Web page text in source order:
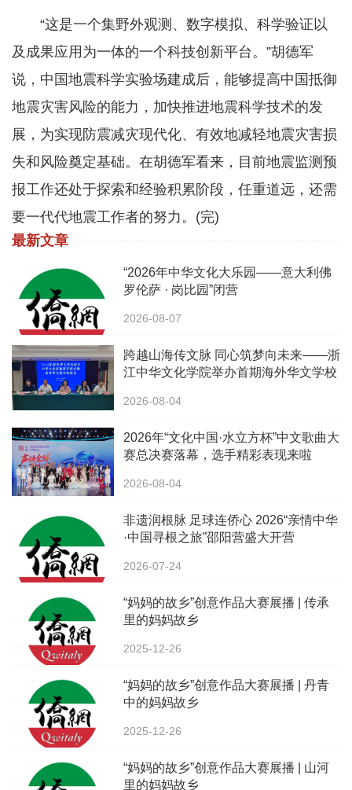
“这是一个集野外观测、数字模拟、科学验证以
及成果应用为一体的一个科技创新平台。”胡德军
说，中国地震科学实验场建成后，能够提高中国抵御
地震灾害风险的能力，加快推进地震科学技术的发
展，为实现防震减灾现代化、有效地减轻地震灾害损
失和风险奠定基础。在胡德军看来，目前地震监测预
报工作还处于探索和经验积累阶段，任重道远，还需
要一代代地震工作者的努力。(完)
最新文章
“2026年中华文化大乐园——意大利佛
罗伦萨 · 岗比园”闭营
2026-08-07
跨越山海传文脉 同心筑梦向未来——浙
江中华文化学院举办首期海外华文学校
2026-08-04
2026年“文化中国·水立方杯”中文歌曲大
赛总决赛落幕，选手精彩表现来啦
2026-08-04
非遗润根脉 足球连侨心 2026“亲情中华
·中国寻根之旅”邵阳营盛大开营
2026-07-24
“妈妈的故乡”创意作品大赛展播 | 传承
里的妈妈故乡
2025-12-26
“妈妈的故乡”创意作品大赛展播 | 丹青
中的妈妈故乡
2025-12-26
“妈妈的故乡”创意作品大赛展播 | 山河
里的妈妈故乡